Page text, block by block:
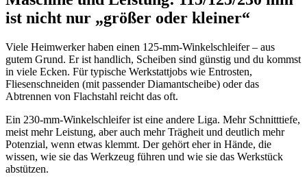
ist nicht nur „größer oder kleiner“
Viele Heimwerker haben einen 125-mm-Winkelschleifer – aus
gutem Grund. Er ist handlich, Scheiben sind günstig und du kommst
in viele Ecken. Für typische Werkstattjobs wie Entrosten,
Fliesenschneiden (mit passender Diamantscheibe) oder das
Abtrennen von Flachstahl reicht das oft.
Ein 230-mm-Winkelschleifer ist eine andere Liga. Mehr Schnitttiefe,
meist mehr Leistung, aber auch mehr Trägheit und deutlich mehr
Potenzial, wenn etwas klemmt. Der gehört eher in Hände, die
wissen, wie sie das Werkzeug führen und wie sie das Werkstück
abstützen.